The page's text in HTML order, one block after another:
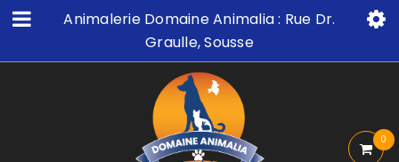
Animalerie Domaine Animalia : Rue Dr.
Graulle, Sousse
0